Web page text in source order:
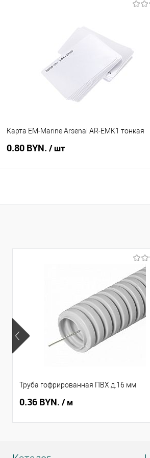
В наличии
Карта EM-Marine Arsenal AR-EMK1 тонкая
0.80 BYN. / шт
Труба гофрированная ПВХ д.16 мм
0.36 BYN. / м